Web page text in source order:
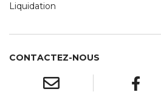
Liquidation
CONTACTEZ-NOUS